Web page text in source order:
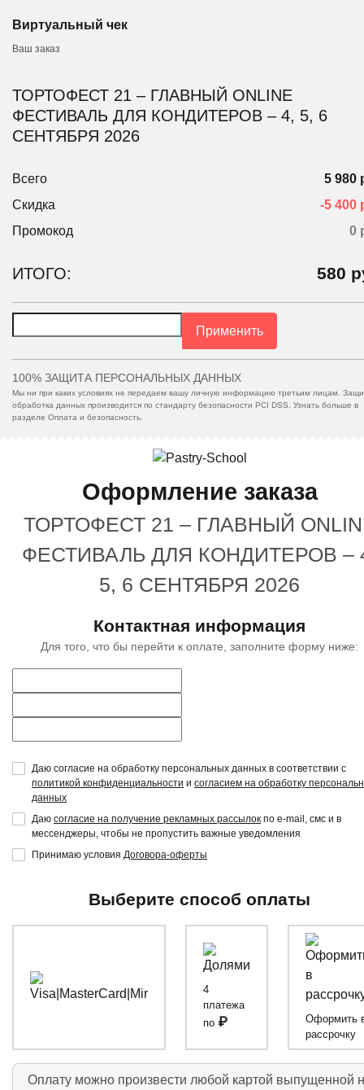
Виртуальный чек
Ваш заказ
ТОРТОФЕСТ 21 – ГЛАВНЫЙ ONLINE
ФЕСТИВАЛЬ ДЛЯ КОНДИТЕРОВ – 4, 5, 6
СЕНТЯБРЯ 2026
Всего
5 980
Скидка
-5 400
Промокод
0
ИТОГО: 580
Применить
100% ЗАЩИТА ПЕРСОНАЛЬНЫХ ДАННЫХ
Мы ни при каких условиях не передаем вашу личную информацию третьим лицам.
обработка данных производится по стандарту безопасности PCI DSS. Узнать больше в
разделе Оплата и безопасность.
Оформление заказа
ТОРТОФЕСТ 21 – ГЛАВНЫЙ
ФЕСТИВАЛЬ ДЛЯ КОНДИТЕРОВ –
5, 6 СЕНТЯБРЯ 2026
Контактная информация
Для того, что бы перейти к оплате, заполните форму ниже:
Даю согласие на обработку персональных данных в соответствии с
политикой конфиденциальности и согласием на обработку
данных
Даю согласие на получение рекламных рассылок по e-mail, смс и в
мессенджеры, чтобы не пропустить важные уведомления
Принимаю условия Договора-оферты
Выберите способ оплаты
4
платежа
по ₽
Оформить
рассрочку
Оплату можно произвести любой картой выпущенной